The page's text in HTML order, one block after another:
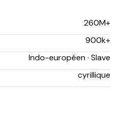
260M+
900k+
Indo-européen · Slave
cyrillique